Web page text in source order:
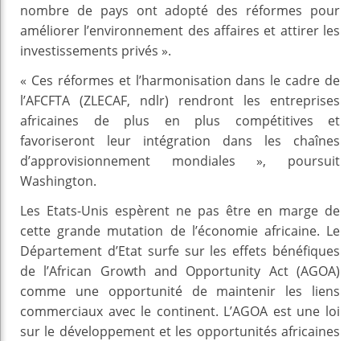
nombre de pays ont adopté des réformes pour
améliorer l’environnement des affaires et attirer les
investissements privés ».
« Ces réformes et l’harmonisation dans le cadre de
l’AFCFTA (ZLECAF, ndlr) rendront les entreprises
africaines de plus en plus compétitives et
favoriseront leur intégration dans les chaînes
d’approvisionnement mondiales », poursuit
Washington.
Les Etats-Unis espèrent ne pas être en marge de
cette grande mutation de l’économie africaine. Le
Département d’Etat surfe sur les effets bénéfiques
de l’African Growth and Opportunity Act (AGOA)
comme une opportunité de maintenir les liens
commerciaux avec le continent. L’AGOA est une loi
sur le développement et les opportunités africaines